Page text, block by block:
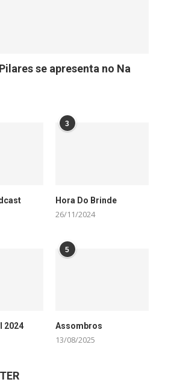
se apresenta no Na
3
Hora Do Brinde
26/11/2024
2024
5
Assombros
13/08/2025